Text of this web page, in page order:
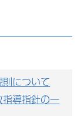
について
導指針の一